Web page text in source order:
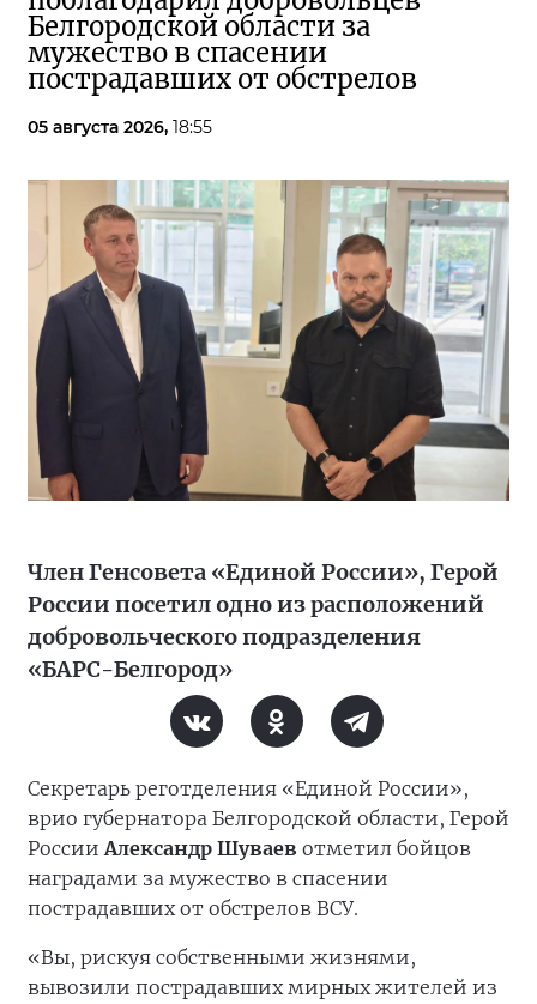
Белгородской области за
мужество в спасении
пострадавших от обстрелов
05 августа 2026, 18:55
Член Генсовета «Единой России», Герой
России посетил одно из расположений
добровольческого подразделения
«БАРС-Белгород»
Секретарь реготделения «Единой России»,
врио губернатора Белгородской области, Герой
РоссииАлександр Шуваев отметил бойцов
наградами за мужество в спасении
пострадавших от обстрелов ВСУ.
«Вы, рискуя собственными жизнями,
вывозили пострадавших мирных жителей из